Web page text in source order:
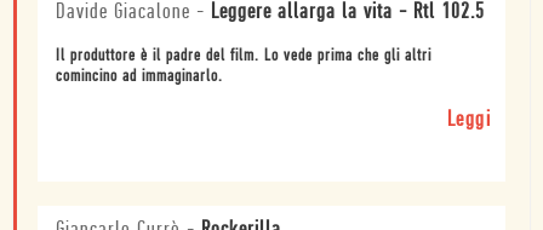
Davide Giacalone - Leggere allarga la vita - Rtl 102.5
Il produttore è il padre del film. Lo vede prima che gli altri
comincino ad immaginarlo.
Leggi